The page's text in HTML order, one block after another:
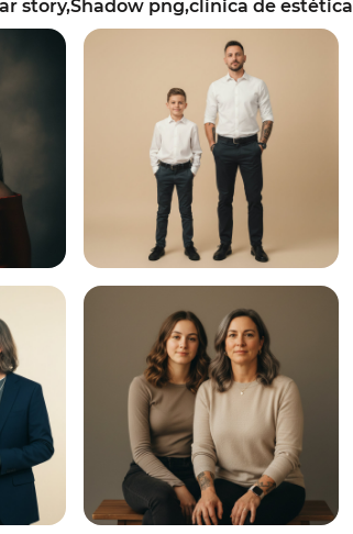
story,Shadow png,clínica de estética